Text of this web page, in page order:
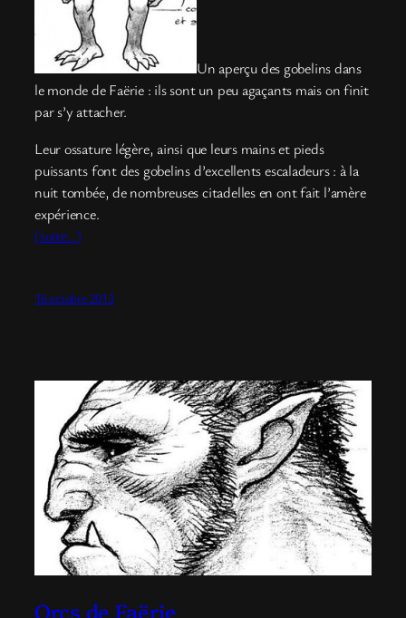
Un aperçu des gobelins dans
le monde de Faërie : ils sont un peu agaçants mais on finit
par s’y attacher.
Leur ossature légère, ainsi que leurs mains et pieds
puissants font des gobelins d’excellents escaladeurs : à la
nuit tombée, de nombreuses citadelles en ont fait l’amère
expérience.
(suite…)
16 octobre 2013
Orcs de Faërie